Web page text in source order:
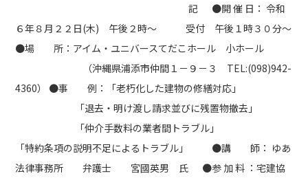
記 ●開 催 日： 令和
６年８月２２日(木) 午後２時～ 受付 午後１時３０分～
●場 所：アイム・ユニバースてだこホール 小ホール
（沖縄県浦添市仲間１－９－３ TEL:(098)942-
4360） ●事 例：「老朽化した建物の修繕対応」
「退去・明け渡し請求並びに残置物撤去」
「仲介手数料の業者間トラブル」
「特約条項の説明不足によるトラブル」 ●講 師： ゆあ
法律事務所 弁護士 宮國英男 氏 ●参 加 料 ：宅建協